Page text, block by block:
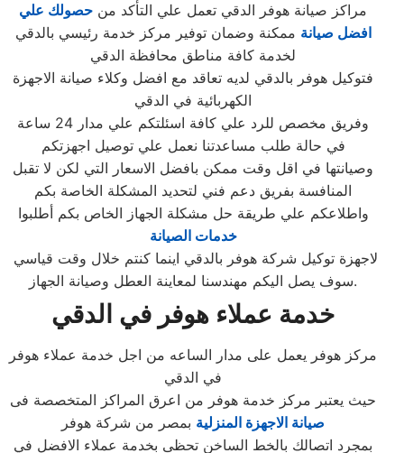
مراكز صيانة هوفر الدقي تعمل علي التأكد من حصولك علي
افضل صيانة ممكنة وضمان توفير مركز خدمة رئيسي بالدقي
لخدمة كافة مناطق محافظة الدقي
فتوكيل هوفر بالدقي لديه تعاقد مع افضل وكلاء صيانة الاجهزة
الكهربائية في الدقي
وفريق مخصص للرد علي كافة اسئلتكم علي مدار 24 ساعة
في حالة طلب مساعدتنا نعمل علي توصيل اجهزتكم
وصيانتها في اقل وقت ممكن بافضل الاسعار التي لكن لا تقبل
المنافسة بفريق دعم فني لتحديد المشكلة الخاصة بكم
واطلاعكم علي طريقة حل مشكلة الجهاز الخاص بكم أطلبوا
خدمات الصيانة
سوف يصل اليكم مهندسنا لمعاينة العطل وصيانة الجهاز.
خدمة عملاء هوفر في الدقي
مركز هوفر يعمل على مدار الساعه من اجل خدمة عملاء هوفر
في الدقي
حيث يعتبر مركز خدمة هوفر من اعرق المراكز المتخصصة فى
صيانة الاجهزة المنزلية بمصر من شركة هوفر
بمجرد اتصالك بالخط الساخن تحظى بخدمة عملاء الافضل في